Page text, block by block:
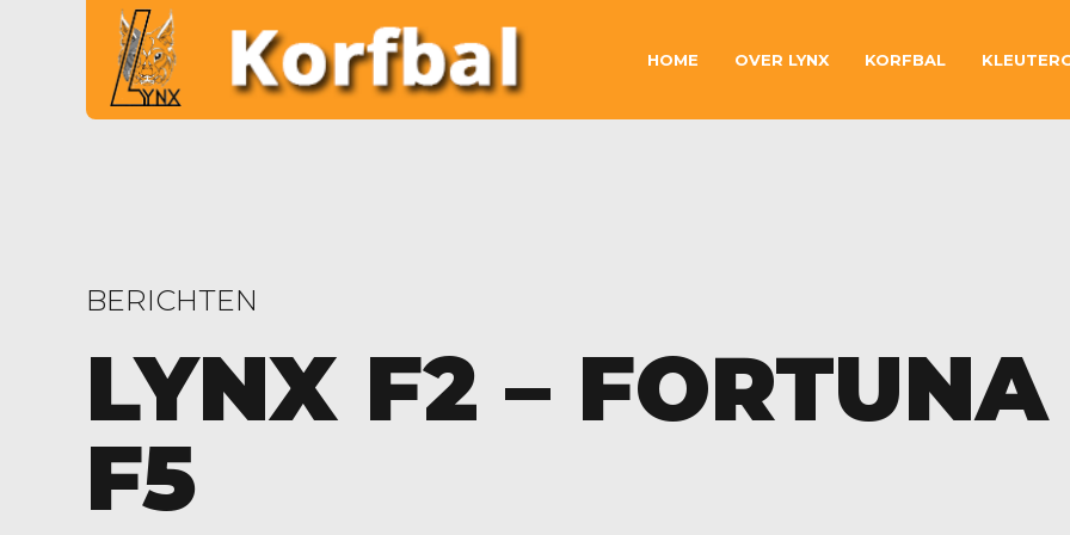
HOME OVER LYNX KORFBAL
BERICHTEN
LYNX F2 – FORTUNA
F5